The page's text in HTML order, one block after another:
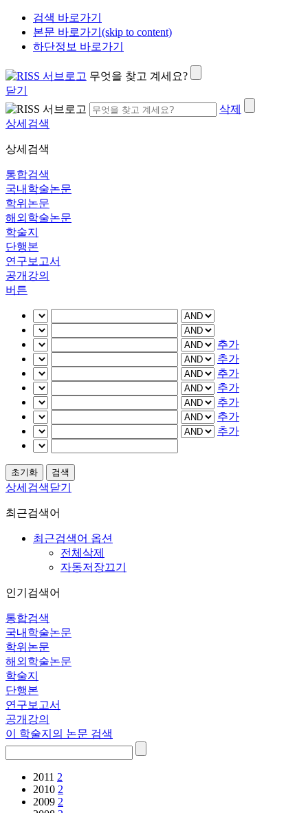
검색 바로가기
본문 바로가기(skip to content)
하단정보 바로가기
무엇을 찾고 계세요?
닫기
삭제
상세검색
상세검색
통합검색
국내학술논문
학위논문
해외학술논문
학술지
단행본
연구보고서
공개강의
버튼
추가
추가
추가
추가
추가
추가
추가
상세검색닫기
최근검색어
최근검색어 옵션
전체삭제
자동저장끄기
인기검색어
통합검색
국내학술논문
학위논문
해외학술논문
학술지
단행본
연구보고서
공개강의
이 학술지의 논문 검색
2011 2
2010 2
2009 2